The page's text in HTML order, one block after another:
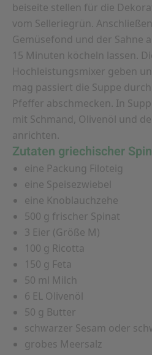
beiseite stellen für die
vom Selleriegrün.
Gemüsefond und der Sahne
15 Minuten köcheln lassen.
Hochleistungsmixer geben
mag passiert die Suppe
Pfeffer abschmecken. In
mit Schmand, Olivenöl und
anrichten.
Zutaten griechischer
eine Packung Filoteig
eine Speisezwiebel
eine Knoblauchzehe
500 g frischer Spinat
3 Eier (Größe M)
100 g Ricotta
150 g Feta
50 ml Milch
6 EL Olivenöl
50 g Butter
schwarzer Sesam oder
grobes Meersalz